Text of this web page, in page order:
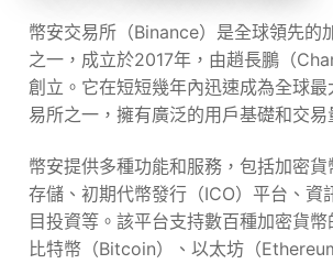
幣安交易所（Binance）是全球領先的
之一，成立於2017年，由趙長鵬（
創立。它在短短幾年內迅速成為全球
易所之一，擁有廣泛的用戶基礎和交易
幣安提供多種功能和服務，包括加密
存儲、初期代幣發行（ICO）平台、資
目投資等。該平台支持數百種加密貨
比特幣（Bitcoin）、以太坊（